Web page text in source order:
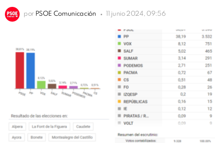
por PSOE Comunicación 11 junio 2024, 09:56